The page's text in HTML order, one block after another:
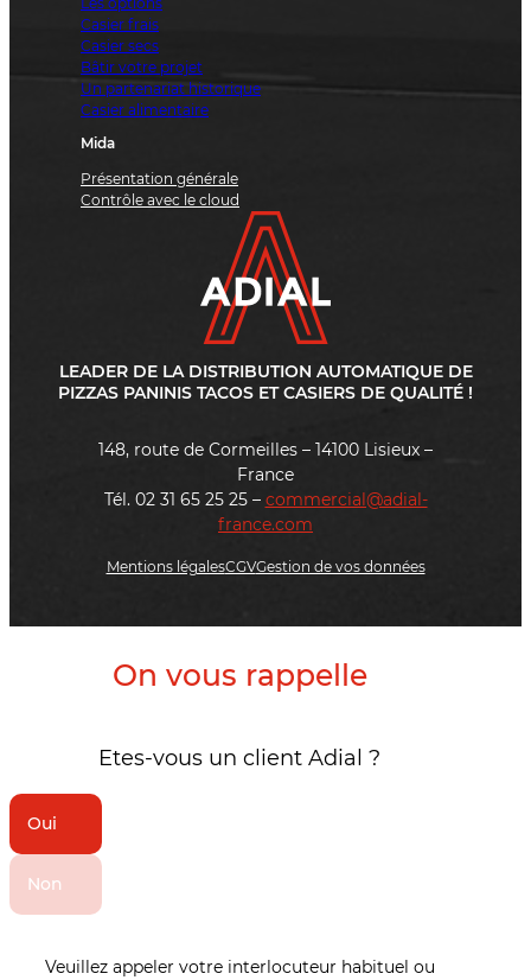
Casier frais
Casier secs
Bâtir votre projet
Un partenariat historique
Casier alimentaire
Mida
Présentation générale
Contrôle avec le cloud
LEADER DE LA DISTRIBUTION AUTOMATIQUE DE
PIZZAS PANINIS TACOS ET CASIERS DE QUALITÉ !
148, route de Cormeilles – 14100 Lisieux –
France
Tél. 02 31 65 25 25 – commercial@adial-
france.com
Mentions légalesCGVGestion de vos données
On vous rappelle
Etes-vous un client Adial ?
Oui
Non
Veuillez appeler votre interlocuteur habituel ou